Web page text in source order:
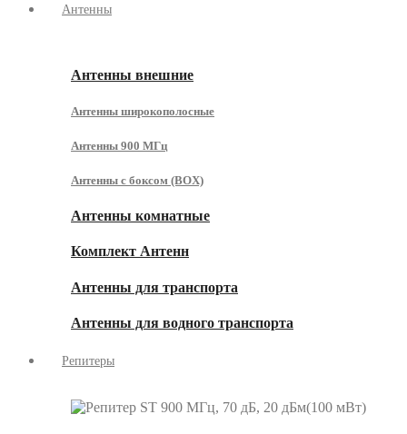
Антенны
Антенны внешние
Антенны широкополосные
Антенны 900 МГц
Антенны с боксом (BOX)
Антенны комнатные
Комплект Антенн
Антенны для транспорта
Антенны для водного транспорта
Репитеры